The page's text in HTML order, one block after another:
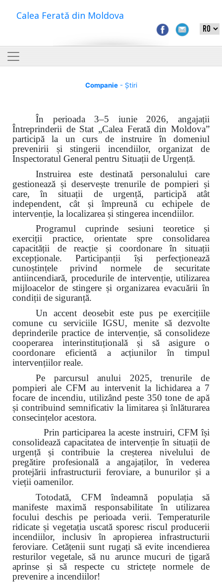
Calea Ferată din Moldova
Companie- Știri
În perioada 3–5 iunie 2026, angajații
Întreprinderii de Stat „Calea Ferată din Moldova”
participă la un curs de instruire în domeniul
prevenirii și stingerii incendiilor, organizat de
Inspectoratul General pentru Situații de Urgență.
Instruirea este destinată personalului care
gestionează și deservește trenurile de pompieri și
care, în situații de urgență, participă atât
independent, cât și împreună cu echipele de
intervenție, la localizarea și stingerea incendiilor.
Programul cuprinde sesiuni teoretice și
exerciții practice, orientate spre consolidarea
capacității de reacție și coordonare în situații
excepționale. Participanții își perfecționează
cunoștințele privind normele de securitate
antiincendiară, procedurile de intervenție, utilizarea
mijloacelor de stingere și organizarea evacuării în
condiții de siguranță.
Un accent deosebit este pus pe exercițiile
comune cu serviciile IGSU, menite să dezvolte
deprinderile practice de intervenție, să consolideze
cooperarea interinstituțională și să asigure o
coordonare eficientă a acțiunilor în timpul
intervențiilor reale.
Pe parcursul anului 2025, trenurile de
pompieri ale CFM au intervenit la lichidarea a 7
focare de incendiu, utilizând peste 350 tone de apă
și contribuind semnificativ la limitarea și înlăturarea
consecințelor acestora.
Prin participarea la aceste instruiri, CFM își
consolidează capacitatea de intervenție în situații de
urgență și contribuie la creșterea nivelului de
pregătire profesională a angajaților, în vederea
protejării infrastructurii feroviare, a bunurilor și a
vieții oamenilor.
Totodată, CFM îndeamnă populația să
manifeste maximă responsabilitate în utilizarea
focului deschis pe perioada verii. Temperaturile
ridicate și vegetația uscată sporesc riscul producerii
incendiilor, inclusiv în apropierea infrastructurii
feroviare. Cetățenii sunt rugați să evite incendierea
resturilor vegetale, să nu arunce mucuri de țigară
aprinse și să respecte cu strictețe normele de
prevenire a incendiilor!